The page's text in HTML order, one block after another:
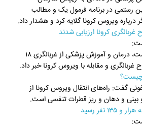
رستمی در برنامه فرمول یک و مطالب
ویروس کرونا گلایه کرد و هشدار داد.
معاون بهداشت وزارت بهداشت، درمان و آموزش پزشکی از غربالگری ۱۸
چیست؟
گفت: راه‌های انتقال ویروس کرونا از
و دهان و ریز قطرات تنفسی است.
نفر رسید